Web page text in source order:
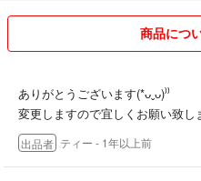
購入後の返品は受け付けておりま
商品不良以外の返品は受け付けて
以上御了承くださいませm(_ _)m
おまとめご希望の方は購入したい
送料差額分お値引き致します。
商品につ
ありがとうございます(*ᴗˬᴗ)⁾⁾
変更しますので宜しくお願い致し
出品者 ティー - 1年以上前